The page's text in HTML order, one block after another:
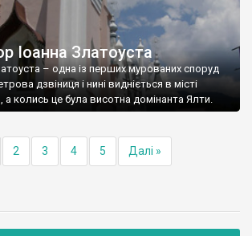
Іоанна Златоуста
– одна із перших мурованих споруд
дзвіниця і нині видніється в місті
а колись це була висотна домінанта Ялти.
2 3 4 5 Далі »